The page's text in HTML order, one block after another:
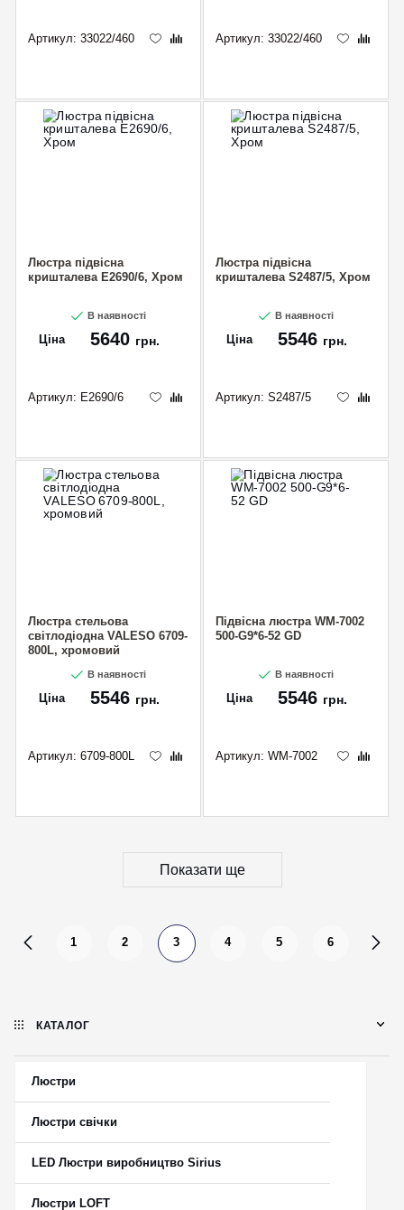
Артикул: 33022/460 Артикул: 33022/460
Люстра підвісна
кришталева E2690/6, Хром
В наявності
Ціна 5640 грн.
Артикул: E2690/6
Люстра підвісна
кришталева S2487/5, Хром
В наявності
Ціна 5546 грн.
Артикул: S2487/5
Люстра стельова
світлодіодна VALESO 6709-
800L, хромовий
В наявності
Ціна 5546 грн.
Артикул: 6709-800L
Підвісна люстра WM-7002
500-G9*6-52 GD
В наявності
Ціна 5546 грн.
Артикул: WM-7002
Показати ще
1 2 3 4 5 6
КАТАЛОГ
Люстри
Люстри свічки
LED Люстри виробництво Sirius
Люстри LOFT